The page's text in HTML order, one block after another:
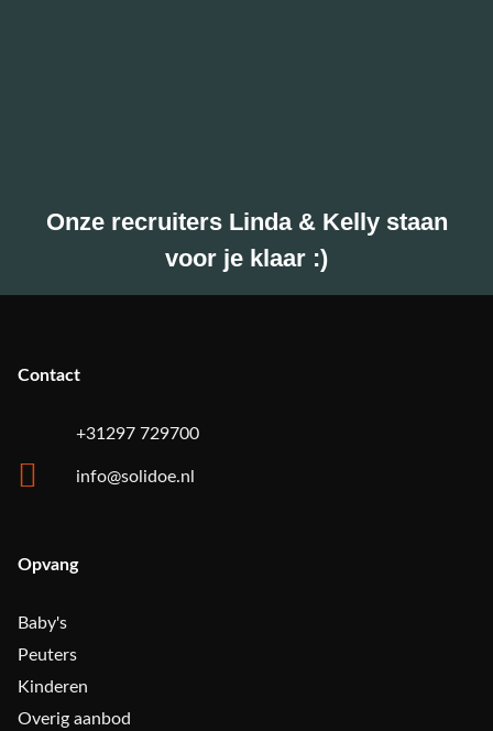
Onze recruiters Linda & Kelly staan
voor je klaar :)
Contact
+31297 729700
info@solidoe.nl
Opvang
Baby's
Peuters
Kinderen
Overig aanbod